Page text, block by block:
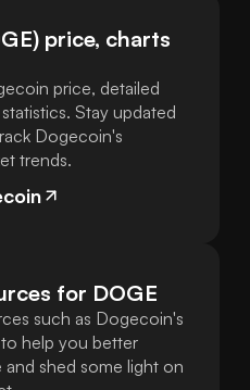
price, charts
price, detailed
Stay updated
Dogecoin's
trends.
for DOGE
such as Dogecoin's
help you better
shed some light on